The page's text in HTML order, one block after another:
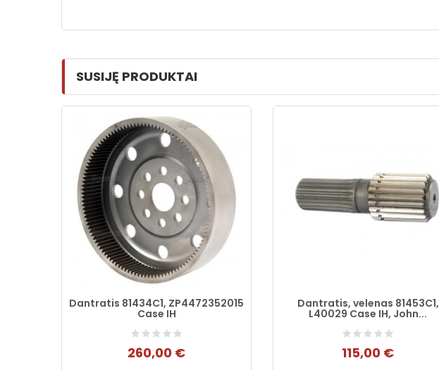
SUSIJĘ PRODUKTAI
Dantratis 81434C1, ZP4472352015
Case IH
260,00 €
Dantratis, velenas 81453C1,
L40029 Case IH, John...
115,00 €